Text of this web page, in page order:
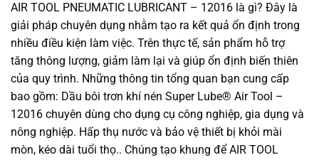
AIR TOOL PNEUMATIC LUBRICANT – 12016 là gì? Đây là
giải pháp chuyên dụng nhằm tạo ra kết quả ổn định trong
nhiều điều kiện làm việc. Trên thực tế, sản phẩm hỗ trợ
tăng thông lượng, giảm làm lại và giúp ổn định biến thiên
của quy trình. Những thông tin tổng quan bạn cung cấp
bao gồm: Dầu bôi trơn khí nén Super Lube® Air Tool –
12016 chuyên dùng cho dụng cụ công nghiệp, gia dụng và
nông nghiệp. Hấp thụ nước và bảo vệ thiết bị khỏi mài
mòn, kéo dài tuổi thọ.. Chúng tạo khung để AIR TOOL